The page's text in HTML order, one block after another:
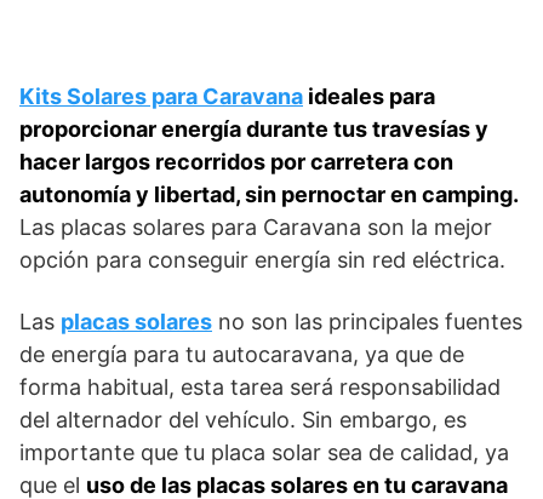
Kits Solares para Caravana ideales para
proporcionar energía durante tus travesías y
hacer largos recorridos por carretera con
autonomía y libertad, sin pernoctar en camping.
Las placas solares para Caravana son la mejor
opción para conseguir energía sin red eléctrica.
Las placas solares no son las principales fuentes
de energía para tu autocaravana, ya que de
forma habitual, esta tarea será responsabilidad
del alternador del vehículo. Sin embargo, es
importante que tu placa solar sea de calidad, ya
que el uso de las placas solares en tu caravana